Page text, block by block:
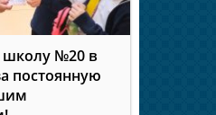
школу №20 в
постоянную